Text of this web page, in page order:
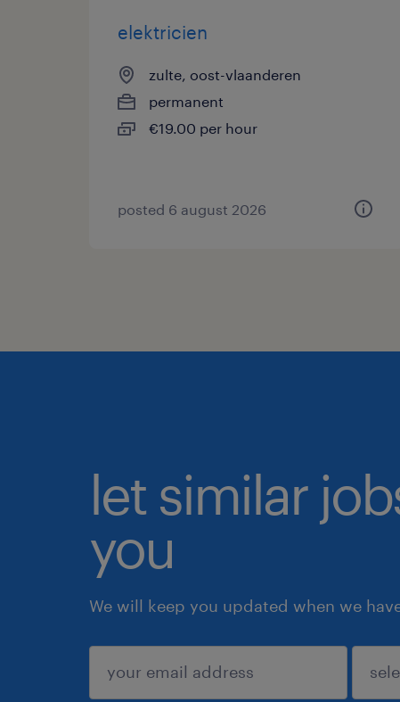
elektricien
zulte, oost-vlaanderen
permanent
€19.00 per hour
posted 6 august 2026
let similar
you
We will keep you updated when we
submit